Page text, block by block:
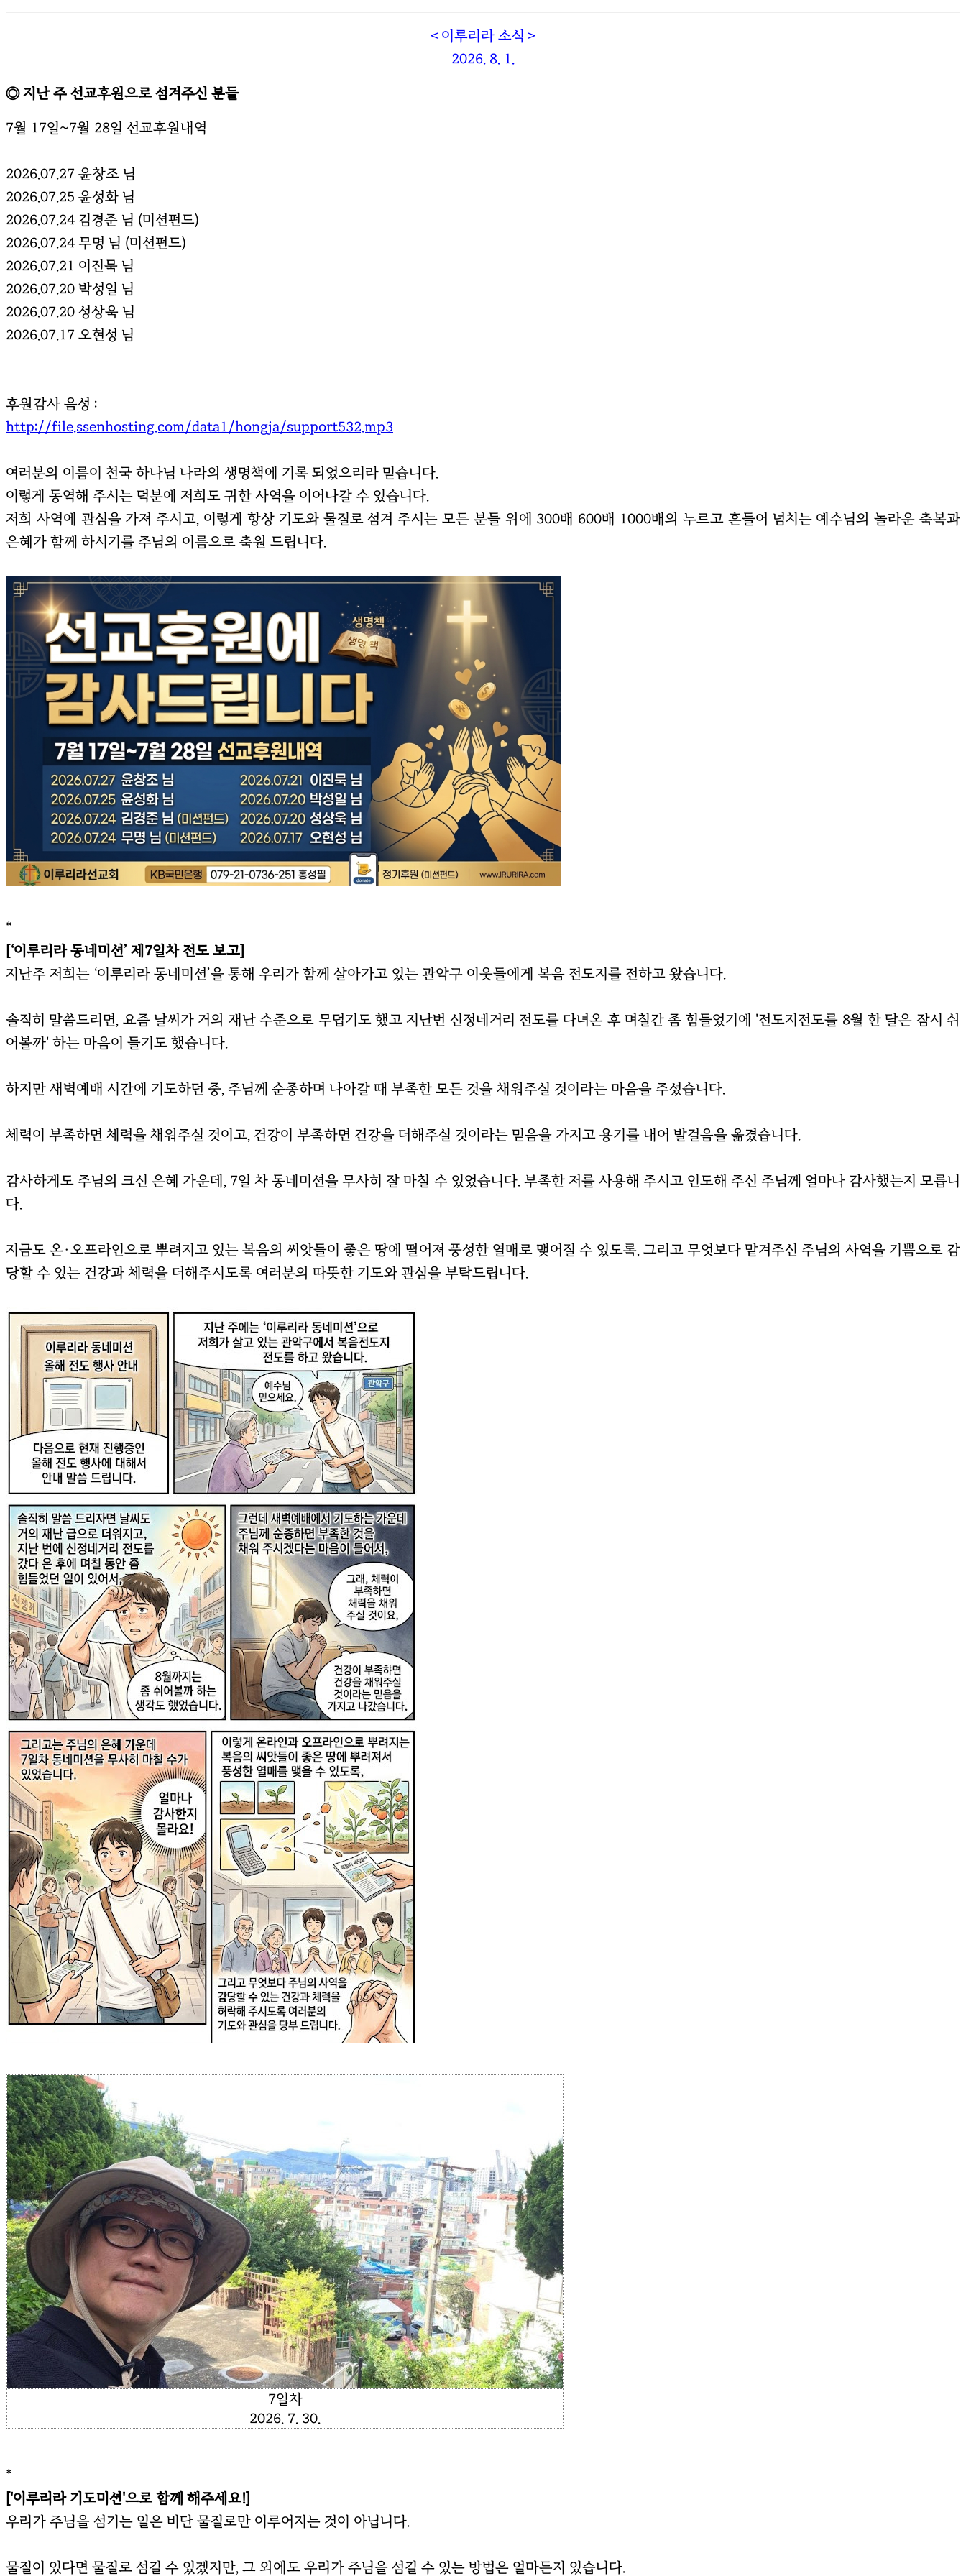
＜이루리라 소식＞
2026. 8. 1.
◎ 지난 주 선교후원으로 섬겨주신 분들
7월 17일~7월 28일 선교후원내역
2026.07.27 윤창조 님
2026.07.25 윤성화 님
2026.07.24 김경준 님 (미션펀드)
2026.07.24 무명 님 (미션펀드)
2026.07.21 이진묵 님
2026.07.20 박성일 님
2026.07.20 성상욱 님
2026.07.17 오현성 님
후원감사 음성 :
http://file.ssenhosting.com/data1/hongja/support532.mp3
여러분의 이름이 천국 하나님 나라의 생명책에 기록 되었으리라 믿습니다.
이렇게 동역해 주시는 덕분에 저희도 귀한 사역을 이어나갈 수 있습니다.
저희 사역에 관심을 가져 주시고, 이렇게 항상 기도와 물질로 섬겨 주시는 모든 분들 위에 300배 600배 1000배의 누르고 흔들어 넘치는 예수님의 놀라운 축복과
은혜가 함께 하시기를 주님의 이름으로 축원 드립니다.
*
[‘이루리라 동네미션’ 제7일차 전도 보고]
지난주 저희는 ‘이루리라 동네미션’을 통해 우리가 함께 살아가고 있는 관악구 이웃들에게 복음 전도지를 전하고 왔습니다.
솔직히 말씀드리면, 요즘 날씨가 거의 재난 수준으로 무덥기도 했고 지난번 신정네거리 전도를 다녀온 후 며칠간 좀 힘들었기에 '전도지전도를 8월 한 달은 잠시 쉬
어볼까' 하는 마음이 들기도 했습니다.
하지만 새벽예배 시간에 기도하던 중, 주님께 순종하며 나아갈 때 부족한 모든 것을 채워주실 것이라는 마음을 주셨습니다.
체력이 부족하면 체력을 채워주실 것이고, 건강이 부족하면 건강을 더해주실 것이라는 믿음을 가지고 용기를 내어 발걸음을 옮겼습니다.
감사하게도 주님의 크신 은혜 가운데, 7일 차 동네미션을 무사히 잘 마칠 수 있었습니다. 부족한 저를 사용해 주시고 인도해 주신 주님께 얼마나 감사했는지 모릅니
다.
지금도 온·오프라인으로 뿌려지고 있는 복음의 씨앗들이 좋은 땅에 떨어져 풍성한 열매로 맺어질 수 있도록, 그리고 무엇보다 맡겨주신 주님의 사역을 기쁨으로 감
당할 수 있는 건강과 체력을 더해주시도록 여러분의 따뜻한 기도와 관심을 부탁드립니다.
7일차
2026. 7. 30.
*
['이루리라 기도미션'으로 함께 해주세요!]
우리가 주님을 섬기는 일은 비단 물질로만 이루어지는 것이 아닙니다.
물질이 있다면 물질로 섬길 수 있겠지만, 그 외에도 우리가 주님을 섬길 수 있는 방법은 얼마든지 있습니다.